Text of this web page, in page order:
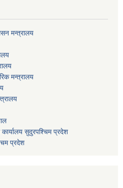
मन्त्रालय
मन्त्रालय
सुदुरपश्चिम प्रदेश
प्रदेश